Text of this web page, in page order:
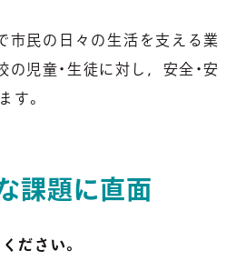
市民の日々の生活を支える業
児童・生徒に対し，安全・安
す。
課題に直面
ださい。